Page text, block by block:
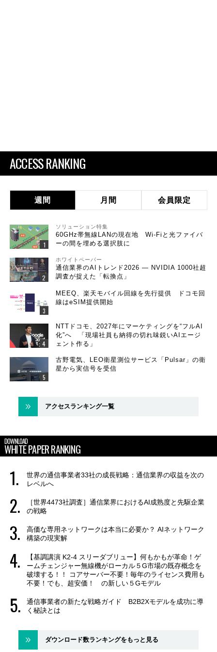
ACCESS RANKING
週間 月間 会員限定
ソリューション特集
60GHz帯無線LANの現在地 Wi-Fiと光ファイバ
ーの間を埋める選択肢に
ホワイトペーパー
通信業界のAIトレンド2026 ― NVIDIA 1000社超
調査が捉えた「転換点」
MEEQ、楽天モバイル回線を先行提供 ドコモ回
線はeSIM提供開始
NTTドコモ、2027年にマーケティングを“フルAI
化”へ 「現場社員も納得の切れ味鋭いAIエージ
ェント作る」
古野電気、LEO衛星測位サービス「Pulsar」の衛
星から実信号を受信
アクセスランキング一覧
DOWNLOAD
WHITE PAPER RANKING
世界の通信事業者33社の成長戦略：通信業界の収益を次の
レベルへ
［世界4473社調査］通信業界におけるAI成熟度と先駆企業
の戦略
高価な専用ネットワークは本当に必要か？ AIネットワーク
構築の現実解
【基調講演 K2-4 スリーダブリュー】何もかもが革命！ゲ
ームチェンジャー無線機がローカル５G市場の既存概念を
破壊する！！ コアサーバー不要！毎年のライセンス費用も
不要！でも、超安価！ の新しい５Gモデル
通信事業者の新たな戦略ガイド B2B2Xモデルを成功に導
く秘訣とは
ダウンロード数ランキングをもっと見る